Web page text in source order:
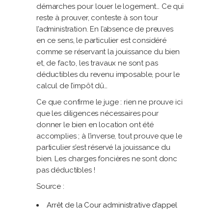
démarches pour louer le logement… Ce qui
reste à prouver, conteste à son tour
l’administration. En l’absence de preuves
en ce sens, le particulier est considéré
comme se réservant la jouissance du bien
et, de facto, les travaux ne sont pas
déductibles du revenu imposable, pour le
calcul de l’impôt dû…
Ce que confirme le juge : rien ne prouve ici
que les diligences nécessaires pour
donner le bien en location ont été
accomplies ; à l’inverse, tout prouve que le
particulier s’est réservé la jouissance du
bien. Les charges foncières ne sont donc
pas déductibles !
Source :
Arrêt de la Cour administrative d’appel